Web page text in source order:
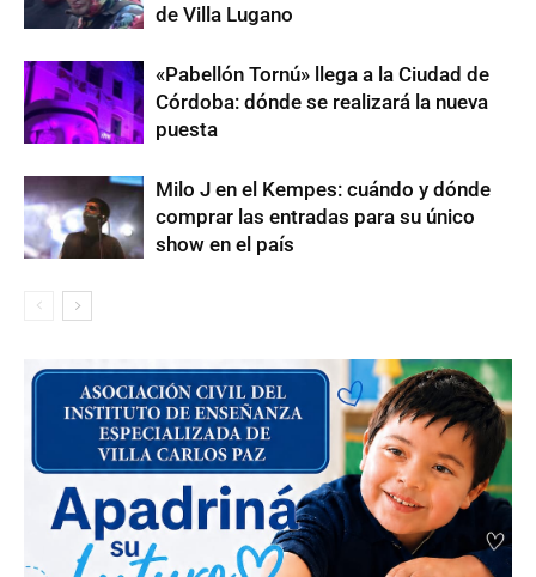
de Villa Lugano
«Pabellón Tornú» llega a la Ciudad de
Córdoba: dónde se realizará la nueva
puesta
Milo J en el Kempes: cuándo y dónde
comprar las entradas para su único
show en el país